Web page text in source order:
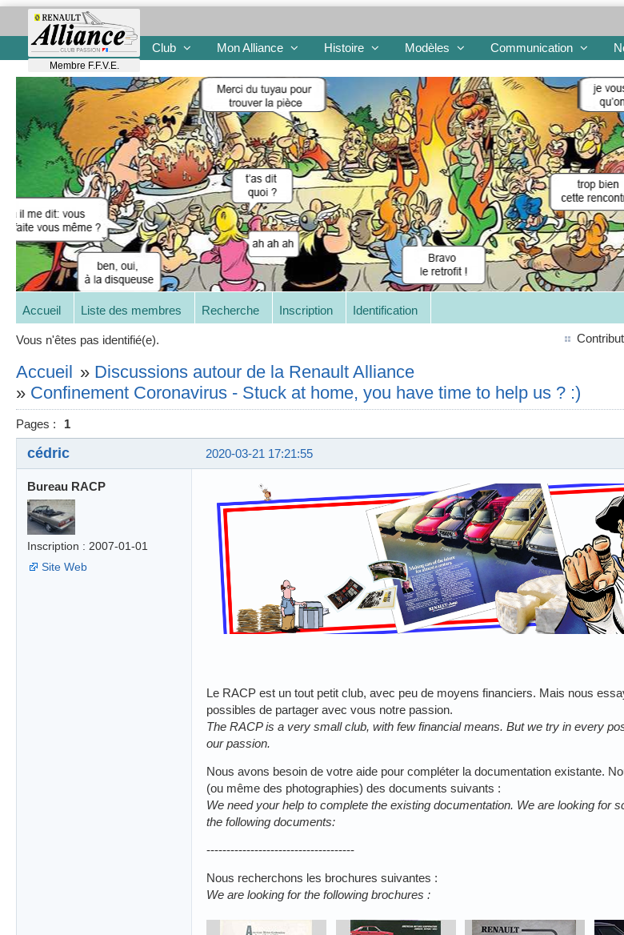
Membre F.F.V.E.
Club Mon Alliance Histoire Modèles Communication
Accueil Liste des membres Recherche Inscription Identification
Vous n'êtes pas identifié(e).
Accueil » Discussions autour de la Renault Alliance
» Confinement Coronavirus - Stuck at home, you have time to help us ? :)
Pages : 1
2020-03-21 17:21:55
cédric
Bureau RACP
Inscription : 2007-01-01
Site Web
Le RACP est un tout petit club, avec peu de moyens financiers. Mais nous
possibles de partager avec vous notre passion.
The RACP is a very small club, with few financial means. But we try in every
our passion.
Nous avons besoin de votre aide pour compléter la documentation existante.
(ou même des photographies) des documents suivants :
We need your help to complete the existing documentation. We are looking for
the following documents:
-------------------------------------
Nous recherchons les brochures suivantes :
We are looking for the following brochures :